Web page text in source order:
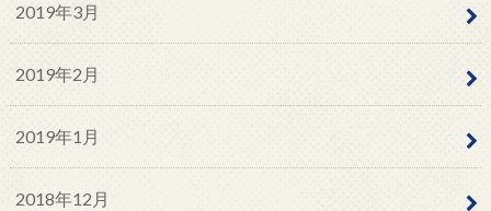
2019年3月
2019年2月
2019年1月
2018年12月